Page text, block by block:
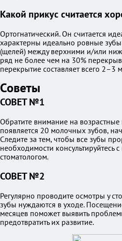
Какой прикус считается
Ортогнатический. Он считается
характерны идеально ровные зубы
(щелей) между верхними и/или
ряд не более чем на 30%
перекрытие составляет всего 2–3
Советы
СОВЕТ №1
Обратите внимание на
появляется 20 молочных зубов,
Следите за тем, чтобы все зубы
необходимости консультируйтесь
стоматологом.
СОВЕТ №2
Регулярно проводите осмотры у
зубы нуждаются в уходе.
месяцев поможет выявить
предотвратить их развитие.